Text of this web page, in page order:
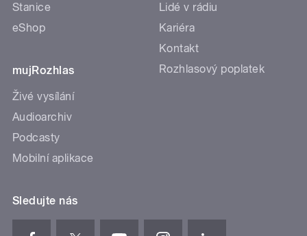
Stanice
eShop
mujRozhlas
Živé vysílání
Audioarchiv
Podcasty
Mobilní aplikace
Lidé v rádiu
Kariéra
Kontakt
Rozhlasový poplatek
Sledujte nás